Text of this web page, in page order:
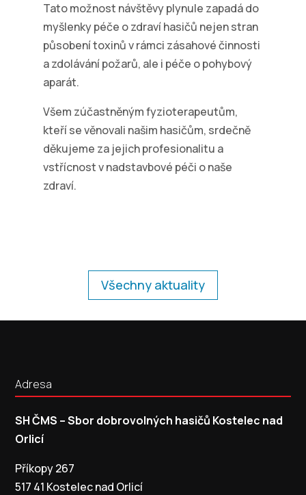
Tato možnost návštěvy plynule zapadá do
myšlenky péče o zdraví hasičů nejen stran
působení toxinů v rámci zásahové činnosti
a zdolávání požarů, ale i péče o pohybový
aparát.
Všem zúčastněným fyzioterapeutům,
kteří se věnovali našim hasičům, srdečně
děkujeme za jejich profesionalitu a
vstřícnost v nadstavbové péči o naše
zdraví.
Všechny aktuality
Adresa
SH ČMS – Sbor dobrovolných hasičů Kostelec nad
Orlicí
Příkopy 267
517 41 Kostelec nad Orlicí